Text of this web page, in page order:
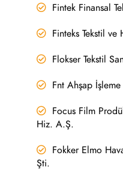
Fintek Finansal
Finteks Tekstil ve
Flokser Tekstil
Fnt Ahşap
Focus Film
Hiz. A.Ş.
Fokker Elmo
Şti.